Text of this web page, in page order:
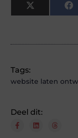
X
(Twitter)
Tags:
website laten
Deel dit: